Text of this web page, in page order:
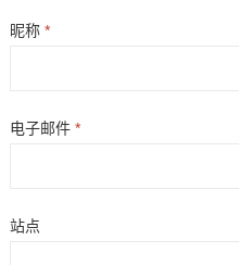
昵称 *
电子邮件 *
站点